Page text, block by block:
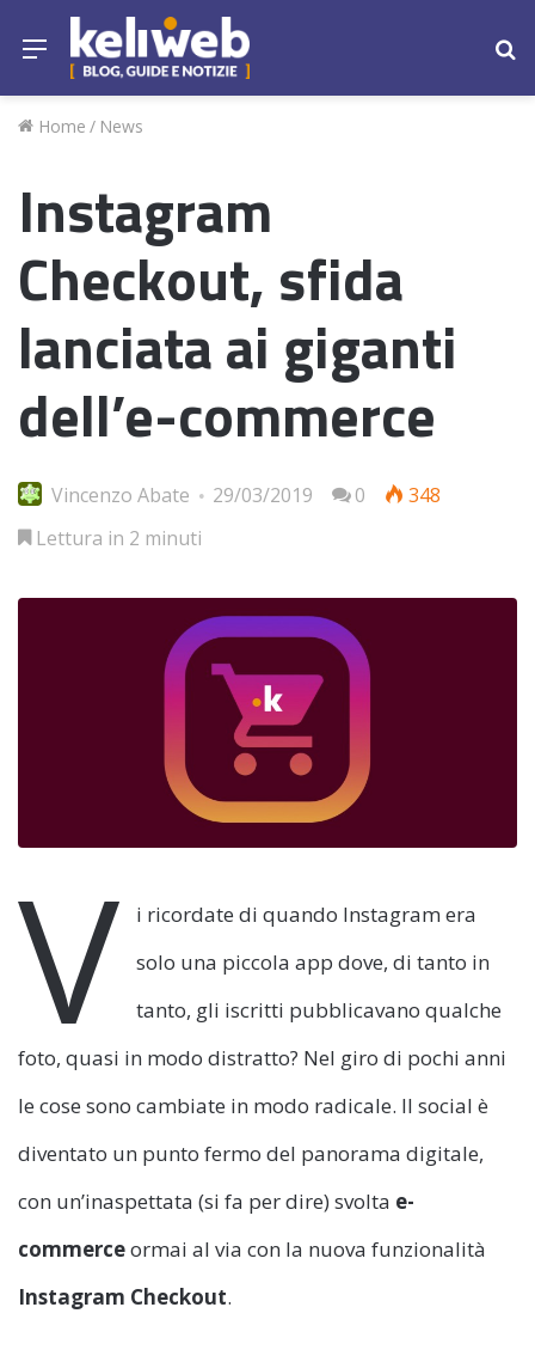
Menu
Home / News
Instagram
Checkout, sfida
lanciata ai giganti
dell’e-commerce
Vincenzo Abate 29/03/2019 0
348
Lettura in 2 minuti
V
i ricordate di quando Instagram era
solo una piccola app dove, di tanto in
tanto, gli iscritti pubblicavano qualche
foto, quasi in modo distratto? Nel giro di pochi anni
le cose sono cambiate in modo radicale. Il social è
diventato un punto fermo del panorama digitale,
con un’inaspettata (si fa per dire) svolta e-
commerceormai al via con la nuova funzionalità
Instagram Checkout.